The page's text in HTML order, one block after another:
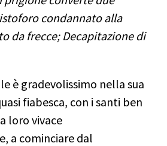
condannato alla
da frecce; Decapitazione di
è gradevolissimo nella sua
fiabesca, con i santi ben
loro vivace
a cominciare dal